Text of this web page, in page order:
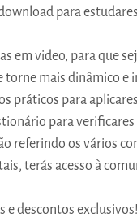
para
em video, para que
torne mais dinâmico e
práticos para
para
referindo os vários
terás acesso à
e descontos exclusivos!